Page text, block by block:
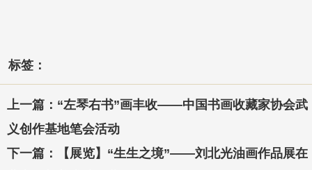
标签：
上一篇：“左琴右书”画丰收——中国书画收藏家协会武
义创作基地笔会活动
下一篇：【展览】“生生之境”——刘北光油画作品展在